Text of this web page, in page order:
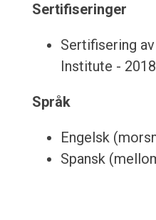
Sertifiseringer
Sertifisering
Institute - 2018
Språk
Engelsk
Spansk